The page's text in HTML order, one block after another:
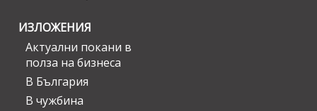
ИЗЛОЖЕНИЯ
Актуални покани в
полза на бизнеса
В България
В чужбина